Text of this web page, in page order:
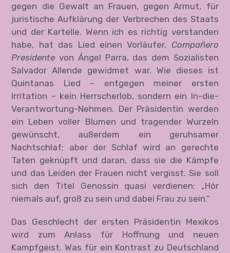
gegen die Gewalt an Frauen, gegen Armut, für
juristische Aufklärung der Verbrechen des Staats
und der Kartelle. Wenn ich es richtig verstanden
habe, hat das Lied einen Vorläufer, Compañero
Presidente von Ángel Parra, das dem Sozialisten
Salvador Allende gewidmet war. Wie dieses ist
Quintanas Lied – entgegen meiner ersten
Irritation – kein Herrscherlob, sondern ein In-die-
Verantwortung-Nehmen. Der Präsidentin werden
ein Leben voller Blumen und tragender Wurzeln
gewünscht, außerdem ein geruhsamer
Nachtschlaf; aber der Schlaf wird an gerechte
Taten geknüpft und daran, dass sie die Kämpfe
und das Leiden der Frauen nicht vergisst. Sie soll
sich den Titel Genossin quasi verdienen: „Hör
niemals auf, groß zu sein und dabei Frau zu sein.“
Das Geschlecht der ersten Präsidentin Mexikos
wird zum Anlass für Hoffnung und neuen
Kampfgeist. Was für ein Kontrast zu Deutschland